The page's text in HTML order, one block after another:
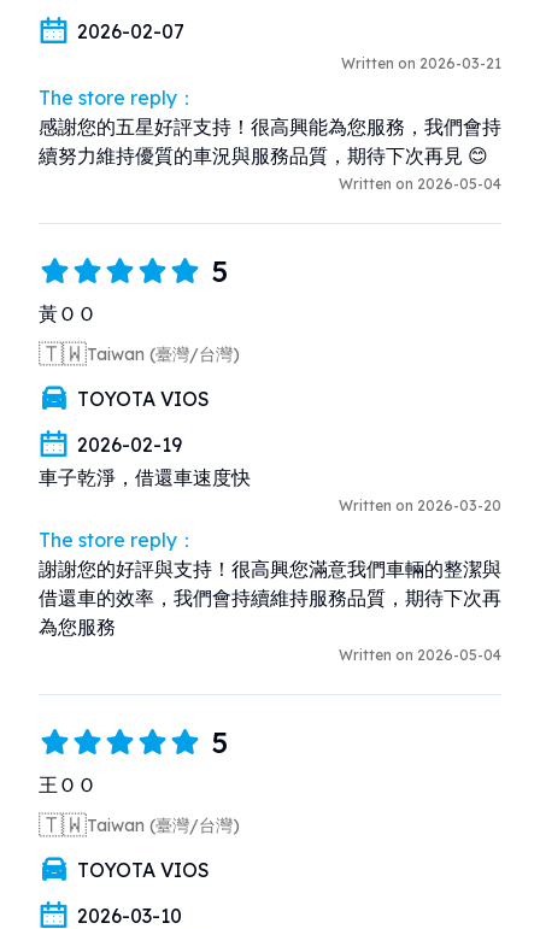
2026-02-07
Written on 2026-03-21
The store reply：
感謝您的五星好評支持！很高興能為您服務，我們會持
續努力維持優質的車況與服務品質，期待下次再見 😊
Written on 2026-05-04
5
黃ＯＯ
🇹🇼Taiwan (臺灣/台灣)
TOYOTA VIOS
2026-02-19
車子乾淨，借還車速度快
Written on 2026-03-20
The store reply：
謝謝您的好評與支持！很高興您滿意我們車輛的整潔與
借還車的效率，我們會持續維持服務品質，期待下次再
為您服務
Written on 2026-05-04
5
王ＯＯ
🇹🇼Taiwan (臺灣/台灣)
TOYOTA VIOS
2026-03-10